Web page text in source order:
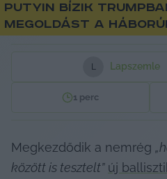
Putyin bízik
megoldást a
L Lapszemle
1 perc
Megkezdődik a nemrég
között is tesztelt” új